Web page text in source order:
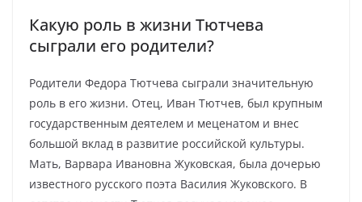
Какую роль в жизни Тютчева
сыграли его родители?
Родители Федора Тютчева сыграли значительную
роль в его жизни. Отец, Иван Тютчев, был крупным
государственным деятелем и меценатом и внес
большой вклад в развитие российской культуры.
Мать, Варвара Ивановна Жуковская, была дочерью
известного русского поэта Василия Жуковского. В